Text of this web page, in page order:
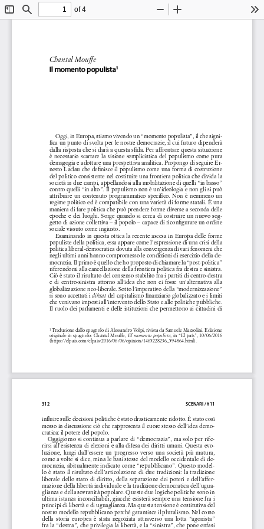
ToggleFind
of 4
Zoom
Chantal Mouffe
Il momento populista1
Oggi, in Europa, stiamo vivendo un “momento populista”, il che signi-
fica un punto di svolta per le nostre democrazie, il cui futuro dipenderà
dalla risposta che si darà a questa sfida. Per affrontare questa situazione
è  necessario  scartare  la  visione  semplicistica  del  populismo  come  pura
demagogia e adottare una prospettiva analitica. Propongo di seguire Er-
nesto Laclau che definisce il populismo come una forma di costruzione
del politico consistente nel costituire una frontiera politica che divida la
società in due campi, appellandosi alla mobilitazione di quelli “in basso”
contro quelli “in alto”. Il populismo non è un’ideologia e non gli si può
attribuire  un  contenuto  programmatico  specifico.  Non  è  nemmeno  un
regime politico ed è compatibile con una varietà di forme statali. È una
maniera di fare politica che può prendere forme diverse a seconda delle
epoche  e  dei  luoghi.  Sorge  quando  si  cerca  di  costruire  un  nuovo  sog-
getto di azione collettiva – il popolo – capace di riconfigurare un ordine
sociale vissuto come ingiusto.
Esaminando  in  questa  ottica  la  recente  ascesa  in  Europa  delle  forme
populiste della politica, essa appare come l’espressione di una crisi della
politica liberal-democratica dovuta alla convergenza di vari fenomeni che
negli ultimi anni hanno compromesso le condizioni di esercizio della de-
mocrazia. Il primo è quello che ho proposto di chiamare la “post-politica”
riferendomi alla cancellazione della frontiera politica fra destra e sinistra.
Ciò è stato il risultato del consenso stabilito fra i partiti di centro-destra
e  di  centro-sinistra  attorno  all’idea  che  non  ci  fosse  un’alternativa  alla
globalizzazione neo-liberale. Sotto l’imperativo della “modernizzazione”
si sono accettati i diktat del capitalismo finanziario globalizzato e i limiti
che venivano imposti all’intervento dello Stato e alle politiche pubbliche.
Il ruolo dei parlamenti e delle istituzioni che permettono ai cittadini di
1 Traduzione dallo spagnolo di Alessandro Volpi, rivista da Samuele Mazzolini. Edizione
originale in spagnolo: Chantal Mouffe,
El momento populista, in “El país”, 10/06/2016
(https://elpais.com/elpais/2016/06/06/opinion/1465228236_594864.html).
312 SCENARI / #11
influire sulle decisioni politiche è stato drasticamente ridotto. È stato così
messo in discussione ciò che rappresenta il cuore stesso dell’idea demo-
cratica: il potere del popolo.
Oggigiorno si continua a parlare di “democrazia”, ma solo per rife-
rirsi all’esistenza di elezioni e alla difesa dei diritti umani. Questa evo-
luzione,  lungi  dall’essere  un  progresso  verso  una  società  più  matura,
come a volte si dice, mina le basi stesse del modello occidentale di de-
mocrazia, abitualmente indicato come “repubblicano”. Questo model-
lo  è  stato  il  risultato  dell’articolazione  di  due  tradizioni:  la  tradizione
liberale  dello  stato  di  diritto,  della  separazione  dei  poteri  e  dell’affer-
mazione della libertà individuale e la tradizione democratica dell’ugua-
glianza e della sovranità popolare. Queste due logiche politiche sono in
ultima istanza inconciliabili, giacché esisterà sempre una tensione fra i
principi di libertà e di uguaglianza. Ma questa tensione è costitutiva del
nostro modello repubblicano perché garantisce il pluralismo. Nel corso
della  storia  europea  è  stata  negoziata  attraverso  una  lotta  “agonista”
fra la “destra”, che privilegia la libertà, e la “sinistra”, che pone enfasi